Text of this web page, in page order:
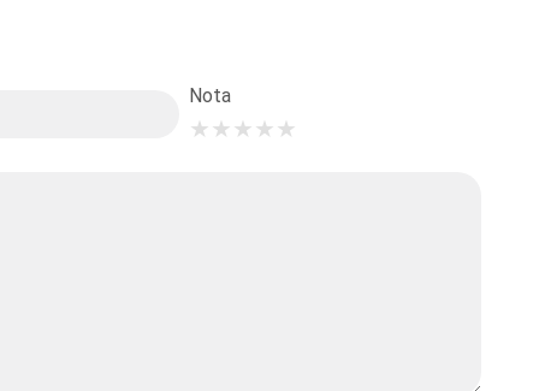
Nota
★
★
★
★
★